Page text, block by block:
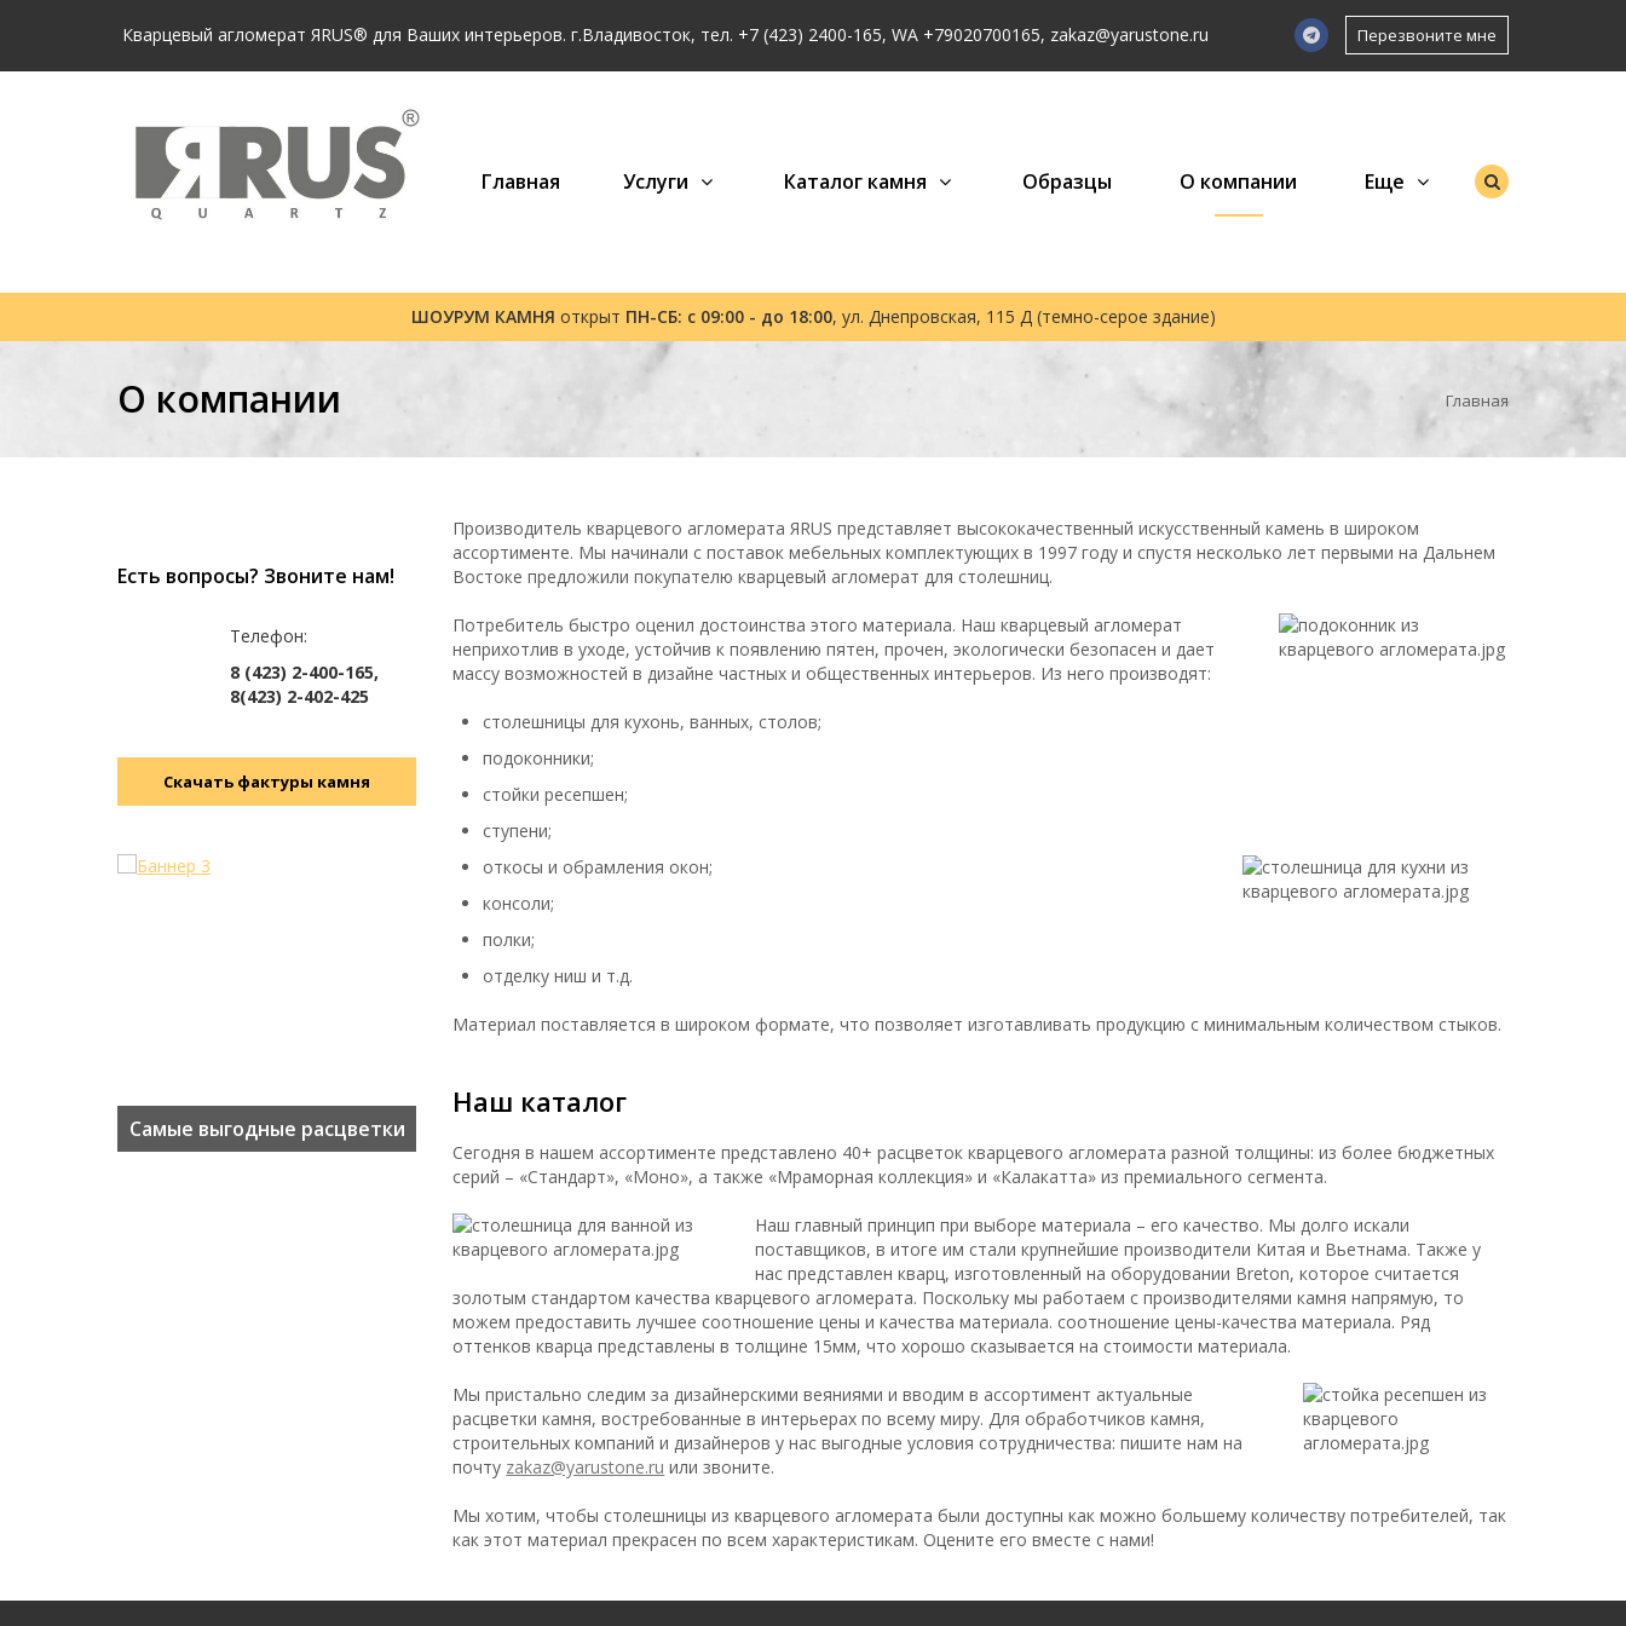
Кварцевый агломерат ЯRUS® для Ваших интерьеров. г.Владивосток, тел. +7 (423) 2400-165, WA +79020700165, zakaz@yarustone.ru Перезвоните мне
Главная Услуги Каталог камня Образцы О компании Еще
ШОУРУМ КАМНЯ открыт ПН-СБ: с 09:00 - до 18:00, ул. Днепровская, 115 Д (темно-серое здание)
О компании Главная
Производитель кварцевого агломерата ЯRUS представляет высококачественный искусственный камень в широком
ассортименте. Мы начинали с поставок мебельных комплектующих в 1997 году и спустя несколько лет первыми на Дальнем
Востоке предложили покупателю кварцевый агломерат для столешниц.
Потребитель быстро оценил достоинства этого материала. Наш кварцевый агломерат
неприхотлив в уходе, устойчив к появлению пятен, прочен, экологически безопасен и дает
массу возможностей в дизайне частных и общественных интерьеров. Из него производят:
столешницы для кухонь, ванных, столов;
подоконники;
стойки ресепшен;
ступени;
откосы и обрамления окон;
консоли;
полки;
отделку ниш и т.д.
Материал поставляется в широком формате, что позволяет изготавливать продукцию с минимальным количеством стыков.
Наш каталог
Сегодня в нашем ассортименте представлено 40+ расцветок кварцевого агломерата разной толщины: из более бюджетных
серий – «Стандарт», «Моно», а также «Мраморная коллекция» и «Калакатта» из премиального сегмента.
Наш главный принцип при выборе материала – его качество. Мы долго искали
поставщиков, в итоге им стали крупнейшие производители Китая и Вьетнама. Также у
нас представлен кварц, изготовленный на оборудовании Breton, которое считается
золотым стандартом качества кварцевого агломерата. Поскольку мы работаем с производителями камня напрямую, то
можем предоставить лучшее соотношение цены и качества материала. соотношение цены-качества материала. Ряд
оттенков кварца представлены в толщине 15мм, что хорошо сказывается на стоимости материала.
Мы пристально следим за дизайнерскими веяниями и вводим в ассортимент актуальные
расцветки камня, востребованные в интерьерах по всему миру. Для обработчиков камня,
строительных компаний и дизайнеров у нас выгодные условия сотрудничества: пишите нам на
почту zakaz@yarustone.ru или звоните.
Мы хотим, чтобы столешницы из кварцевого агломерата были доступны как можно большему количеству потребителей, так
как этот материал прекрасен по всем характеристикам. Оцените его вместе с нами!
Есть вопросы? Звоните нам!
Телефон:
8 (423) 2-400-165,
8(423) 2-402-425
Скачать фактуры камня
Самые выгодные расцветки